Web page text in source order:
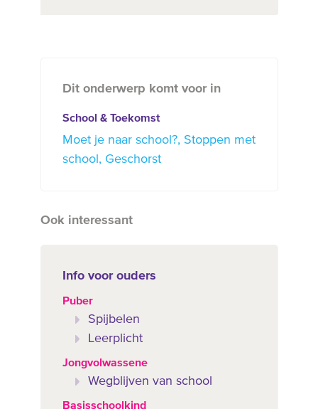
Dit onderwerp komt voor in
School & Toekomst
Moet je naar school? Stoppen met
school
Geschorst
Ook interessant
Info voor ouders
Puber
Spijbelen
Leerplicht
Jongvolwassene
Wegblijven van school
Basisschoolkind